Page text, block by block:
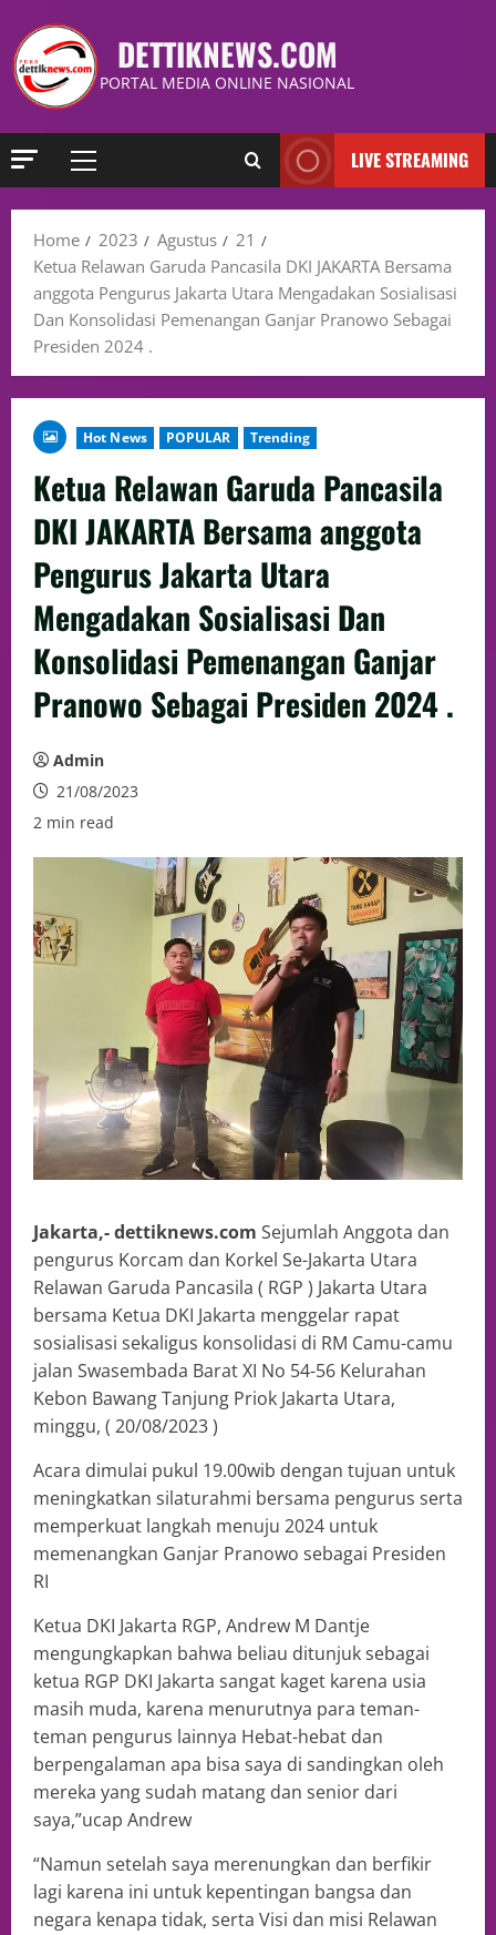
DETTIKNEWS.COM
PORTAL MEDIA ONLINE NASIONAL
LIVE STREAMING
Home 2023 Agustus
21
Ketua Relawan Garuda Pancasila DKI JAKARTA Bersama
anggota Pengurus Jakarta Utara Mengadakan Sosialisasi
Dan Konsolidasi Pemenangan Ganjar Pranowo Sebagai
Presiden 2024 .
Hot News POPULAR Trending
Ketua Relawan Garuda Pancasila
DKI JAKARTA Bersama anggota
Pengurus Jakarta Utara
Mengadakan Sosialisasi Dan
Konsolidasi Pemenangan Ganjar
Pranowo Sebagai Presiden 2024 .
Admin
21/08/2023
2 min read
Jakarta,- dettiknews.com Sejumlah Anggota dan
pengurus Korcam dan Korkel Se-Jakarta Utara
Relawan Garuda Pancasila ( RGP ) Jakarta Utara
bersama Ketua DKI Jakarta menggelar rapat
sosialisasi sekaligus konsolidasi di RM Camu-camu
jalan Swasembada Barat XI No 54-56 Kelurahan
Kebon Bawang Tanjung Priok Jakarta Utara,
minggu, ( 20/08/2023 )
Acara dimulai pukul 19.00wib dengan tujuan untuk
meningkatkan silaturahmi bersama pengurus serta
memperkuat langkah menuju 2024 untuk
memenangkan Ganjar Pranowo sebagai Presiden
RI
Ketua DKI Jakarta RGP, Andrew M Dantje
mengungkapkan bahwa beliau ditunjuk sebagai
ketua RGP DKI Jakarta sangat kaget karena usia
masih muda, karena menurutnya para teman-
teman pengurus lainnya Hebat-hebat dan
berpengalaman apa bisa saya di sandingkan oleh
mereka yang sudah matang dan senior dari
saya,”ucap Andrew
“Namun setelah saya merenungkan dan berfikir
lagi karena ini untuk kepentingan bangsa dan
negara kenapa tidak, serta Visi dan misi Relawan